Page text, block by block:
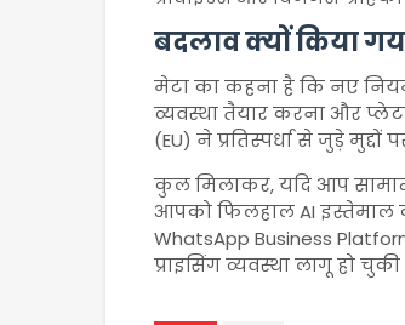
बदलाव क्यों किया
मेटा का कहना है कि नए
व्यवस्था तैयार करना और
(EU) ने प्रतिस्पर्धा से जुड़े
कुल मिलाकर, यदि आप
आपको फिलहाल AI इस्तेमाल
WhatsApp Business
प्राइसिंग व्यवस्था लागू हो चुकी